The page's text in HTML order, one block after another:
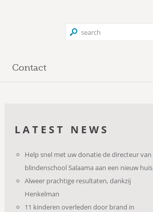
Contact
LATEST NEWS
Help snel met uw donatie de directeur van
blindenschool Salaama aan een nieuw huis
Alweer prachtige resultaten, dankzij
Henkelman
11 kinderen overleden door brand in